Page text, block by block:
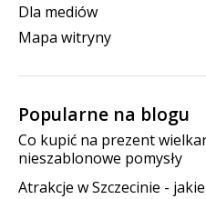
Dla mediów
Mapa witryny
Popularne na blogu
Co kupić na prezent
nieszablonowe pomysły
Atrakcje w Szczecinie -